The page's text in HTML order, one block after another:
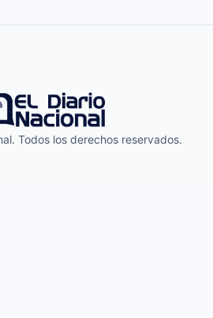
Todos los derechos reservados.